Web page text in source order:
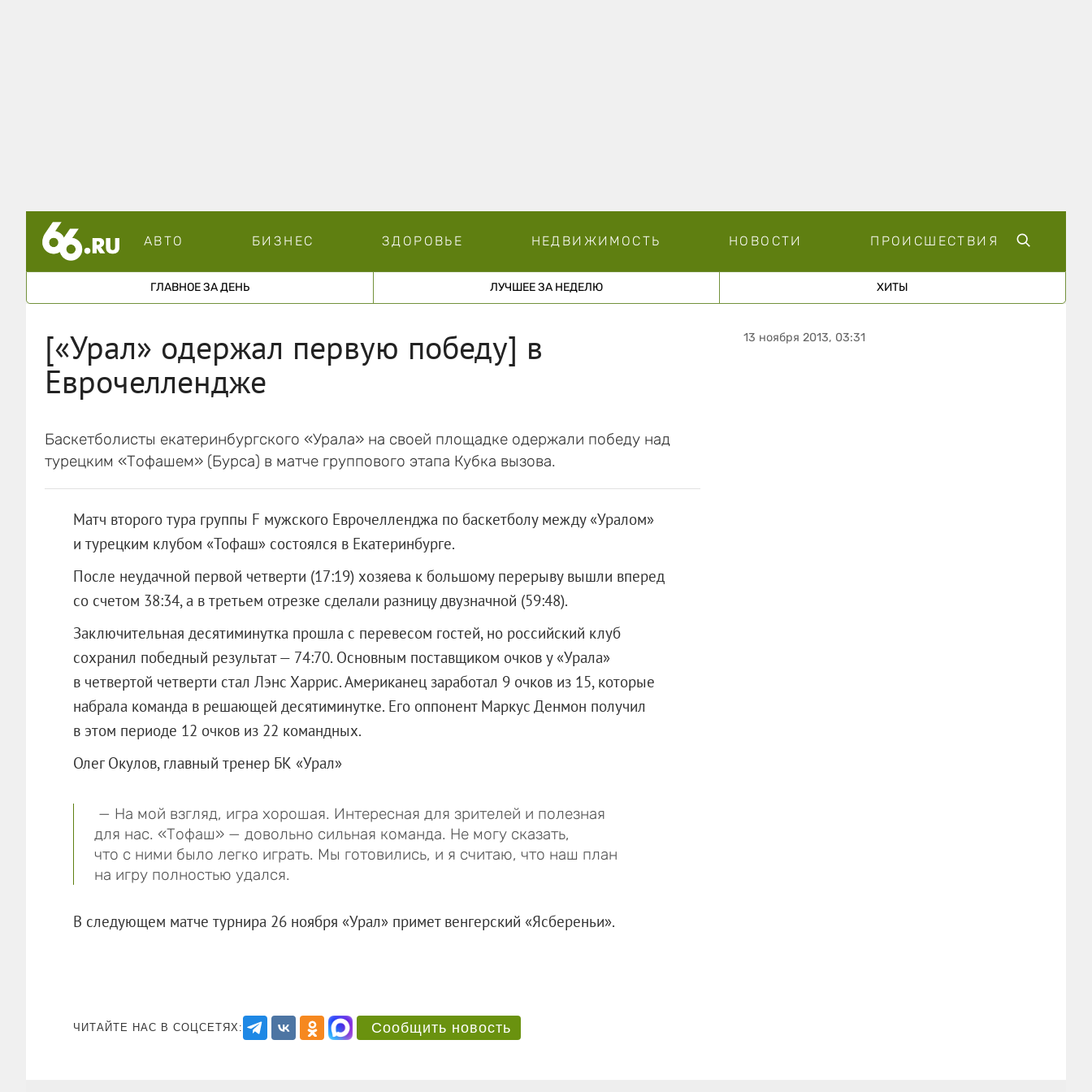
АВТО БИЗНЕС ЗДОРОВЬЕ НЕДВИЖИМОСТЬ НОВОСТИ ПРОИСШЕСТВИЯ
ГЛАВНОЕ ЗА ДЕНЬ ЛУЧШЕЕ ЗА НЕДЕЛЮ ХИТЫ
[«Урал» одержал первую победу] в
Еврочеллендже
Баскетболисты екатеринбургского «Урала» на своей площадке одержали победу над
турецким «Тофашем» (Бурса) в матче группового этапа Кубка вызова.
Матч второго тура группы F мужского Еврочелленджа по баскетболу между «Уралом»
и турецким клубом «Тофаш» состоялся в Екатеринбурге.
После неудачной первой четверти (17:19) хозяева к большому перерыву вышли вперед
со счетом 38:34, а в третьем отрезке сделали разницу двузначной (59:48).
Заключительная десятиминутка прошла с перевесом гостей, но российский клуб
сохранил победный результат — 74:70. Основным поставщиком очков у «Урала»
в четвертой четверти стал Лэнс Харрис. Американец заработал 9 очков из 15, которые
набрала команда в решающей десятиминутке. Его оппонент Маркус Денмон получил
в этом периоде 12 очков из 22 командных.
Олег Окулов, главный тренер БК «Урал»
— На мой взгляд, игра хорошая. Интересная для зрителей и полезная
для нас. «Тофаш» — довольно сильная команда. Не могу сказать,
что с ними было легко играть. Мы готовились, и я считаю, что наш план
на игру полностью удался.
В следующем матче турнира 26 ноября «Урал» примет венгерский «Ясбереньи».
ЧИТАЙТЕ НАС В СОЦСЕТЯХ: Сообщить новость
13 ноября 2013, 03:31